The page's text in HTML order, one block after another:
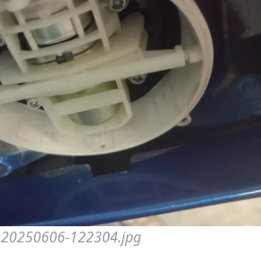
20250606-122304.jpg